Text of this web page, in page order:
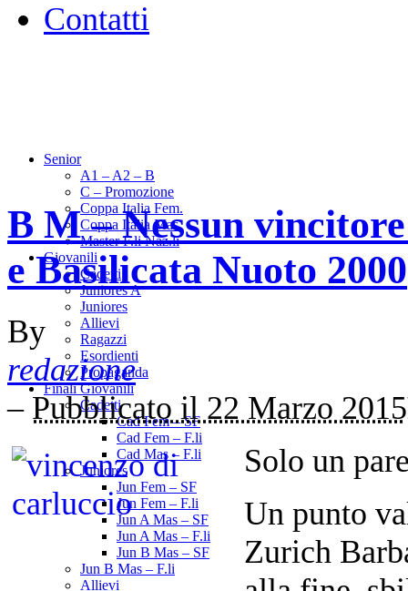
Contatti
Senior
A1 – A2 – B
C – Promozione
Coppa Italia Fem.
Coppa Italia Mas.
Master F.li Naz.li
Giovanili
Cadetti
Juniores A
Juniores
Allievi
Ragazzi
Esordienti
Propaganda
Finali Giovanili
Cadetti
Cad Fem – SF
Cad Fem – F.li
Cad Mas – F.li
Juniores
Jun Fem – SF
Jun Fem – F.li
Jun A Mas – SF
Jun A Mas – F.li
Jun B Mas – SF
Jun B Mas – F.li
Allievi
B M – Nessun
e Basilicata Nuoto 2000
By
redazione
– Pubblicato il 22 Marzo 2015
Solo un
Un punto
Zurich